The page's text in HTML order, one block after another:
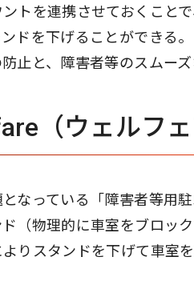
トを連携させておくこと
ドを下げることができる。
止と、障害者等のスムー
（ウェルフ
なっている「障害者等用
（物理的に車室をブロッ
りスタンドを下げて車室を